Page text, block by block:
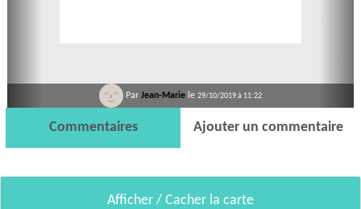
Par Jean-Marie le 29/10/2019 à 11:22
Commentaires Ajouter un commentaire
Afficher / Cacher la carte